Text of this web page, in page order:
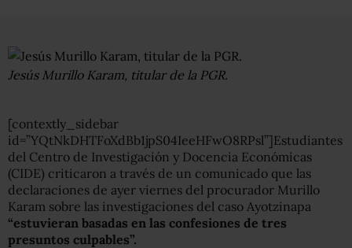
Jesús Murillo Karam, titular de la PGR.
[contextly_sidebar
id=”YQtNkDHTFoXdBb1jpS04IeeHFwO8RPsl”]Estudiantes
del Centro de Investigación y Docencia Económicas
(CIDE) criticaron a través de un comunicado que las
declaraciones de ayer viernes del procurador Murillo
Karam sobre las investigaciones del caso Ayotzinapa
“estuvieran basadas en las confesiones de tres
presuntos culpables”.